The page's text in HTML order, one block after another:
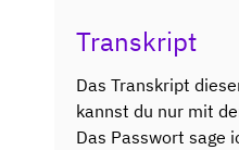
Transkript
Das Transkript
kannst du nur mit
Das Passwort sage